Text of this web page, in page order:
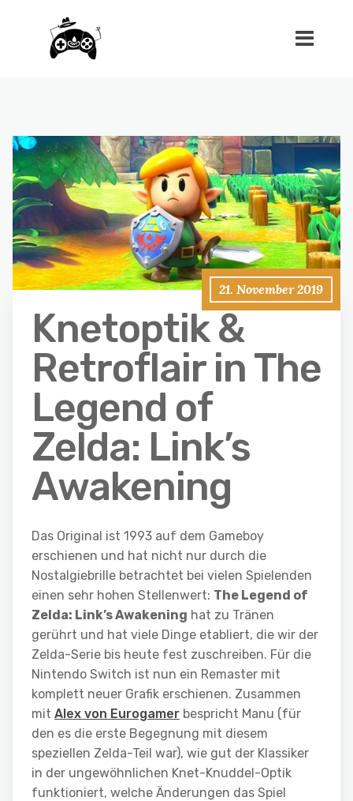
21. November 2019
Knetoptik &
Retroflair in The
Legend of
Zelda: Link’s
Awakening
Das Original ist 1993 auf dem Gameboy
erschienen und hat nicht nur durch die
Nostalgiebrille betrachtet bei vielen Spielenden
einen sehr hohen Stellenwert: The Legend of
Zelda: Link’s Awakening hat zu Tränen
gerührt und hat viele Dinge etabliert, die wir der
Zelda-Serie bis heute fest zuschreiben. Für die
Nintendo Switch ist nun ein Remaster mit
komplett neuer Grafik erschienen. Zusammen
mit Alex von Eurogamer bespricht Manu (für
den es die erste Begegnung mit diesem
speziellen Zelda-Teil war), wie gut der Klassiker
in der ungewöhnlichen Knet-Knuddel-Optik
funktioniert, welche Änderungen das Spiel